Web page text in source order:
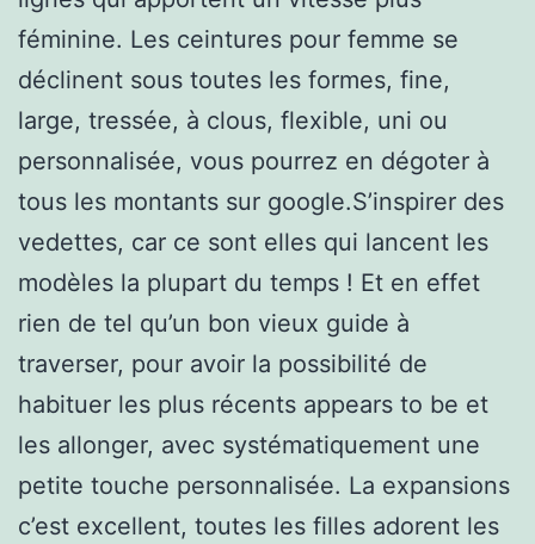
féminine. Les ceintures pour femme se
déclinent sous toutes les formes, fine,
large, tressée, à clous, flexible, uni ou
personnalisée, vous pourrez en dégoter à
tous les montants sur google.S’inspirer des
vedettes, car ce sont elles qui lancent les
modèles la plupart du temps ! Et en effet
rien de tel qu’un bon vieux guide à
traverser, pour avoir la possibilité de
habituer les plus récents appears to be et
les allonger, avec systématiquement une
petite touche personnalisée. La expansions
c’est excellent, toutes les filles adorent les